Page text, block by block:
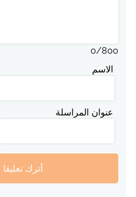
0/800
الاسم
عنوان المراسلة
أترك تعليقا